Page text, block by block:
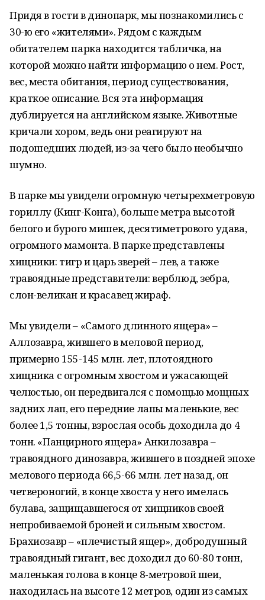
Придя в гости в динопарк, мы познакомились с
30-ю его «жителями». Рядом с каждым
обитателем парка находится табличка, на
которой можно найти информацию о нем. Рост,
вес, места обитания, период существования,
краткое описание. Вся эта информация
дублируется на английском языке. Животные
кричали хором, ведь они реагируют на
подошедших людей, из-за чего было необычно
шумно.
В парке мы увидели огромную четырехметровую
гориллу (Кинг-Конга), больше метра высотой
белого и бурого мишек, десятиметрового удава,
огромного мамонта. В парке представлены
хищники: тигр и царь зверей – лев, а также
травоядные представители: верблюд, зебра,
слон-великан и красавец жираф.
Мы увидели – «Самого длинного ящера» –
Аллозавра, жившего в меловой период,
примерно 155-145 млн. лет, плотоядного
хищника с огромным хвостом и ужасающей
челюстью, он передвигался с помощью мощных
задних лап, его передние лапы маленькие, вес
более 1,5 тонны, взрослая особь доходила до 4
тонн. «Панцирного ящера» Анкилозавра –
травоядного динозавра, жившего в поздней эпохе
мелового периода 66,5-66 млн. лет назад, он
четвероногий, в конце хвоста у него имелась
булава, защищавшегося от хищников своей
непробиваемой броней и сильным хвостом.
Брахиозавр – «плечистый ящер», добродушный
травоядный гигант, вес доходил до 60-80 тонн,
маленькая голова в конце 8-метровой шеи,
находилась на высоте 12 метров, один из самых